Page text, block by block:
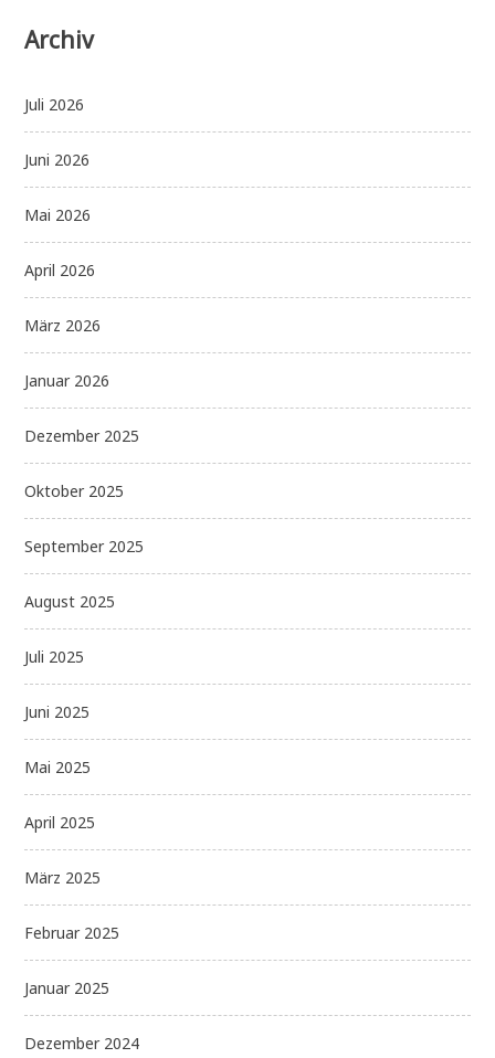
Archiv
Juli 2026
Juni 2026
Mai 2026
April 2026
März 2026
Januar 2026
Dezember 2025
Oktober 2025
September 2025
August 2025
Juli 2025
Juni 2025
Mai 2025
April 2025
März 2025
Februar 2025
Januar 2025
Dezember 2024